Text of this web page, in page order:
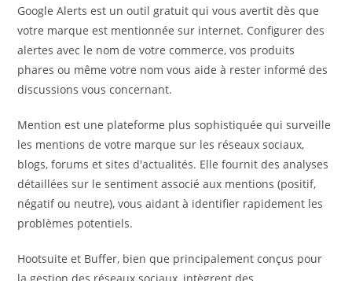
Google Alerts est un outil gratuit qui vous avertit dès que
votre marque est mentionnée sur internet. Configurer des
alertes avec le nom de votre commerce, vos produits
phares ou même votre nom vous aide à rester informé des
discussions vous concernant.
Mention est une plateforme plus sophistiquée qui surveille
les mentions de votre marque sur les réseaux sociaux,
blogs, forums et sites d'actualités. Elle fournit des analyses
détaillées sur le sentiment associé aux mentions (positif,
négatif ou neutre), vous aidant à identifier rapidement les
problèmes potentiels.
Hootsuite et Buffer, bien que principalement conçus pour
la gestion des réseaux sociaux, intègrent des